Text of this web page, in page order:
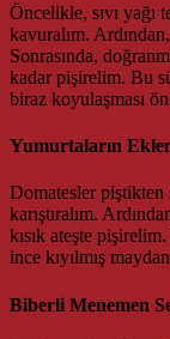
Öncelikle, sıvı yağı
kavuralım.
Sonrasında,
kadar pişirelim. Bu
biraz koyulaşması
Yumurtaların
Domatesler
karıştıralım.
kısık ateşte
ince kıyılmış
Biberli Menemen